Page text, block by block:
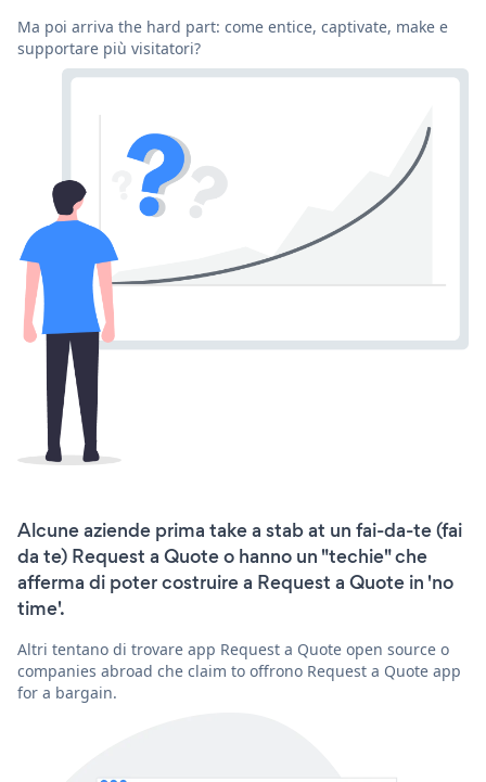
Ma poi arriva the hard part: come entice, captivate, make e
supportare più visitatori?
Alcune aziende prima take a stab at un fai-da-te (fai
da te) Request a Quote o hanno un "techie" che
afferma di poter costruire a Request a Quote in 'no
time'.
Altri tentano di trovare app Request a Quote open source o
companies abroad che claim to offrono Request a Quote app
for a bargain.